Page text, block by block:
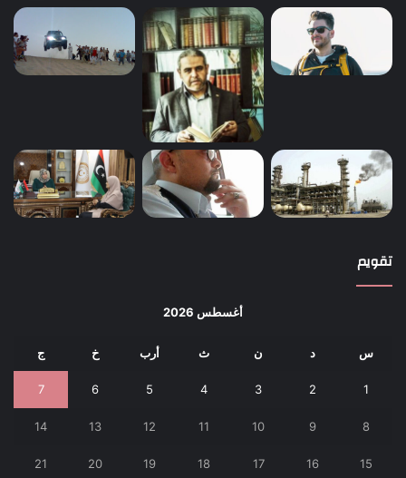
تقويم
أغسطس 2026
س د ن ث أرب خ ج
1
2
3
4
5
6
7
8
9
10
11
12
13
14
15
16
17
18
19
20
21